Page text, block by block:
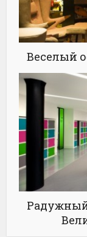
Веселый
Радужный